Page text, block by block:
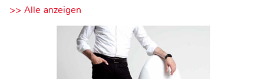
>> Alle anzeigen